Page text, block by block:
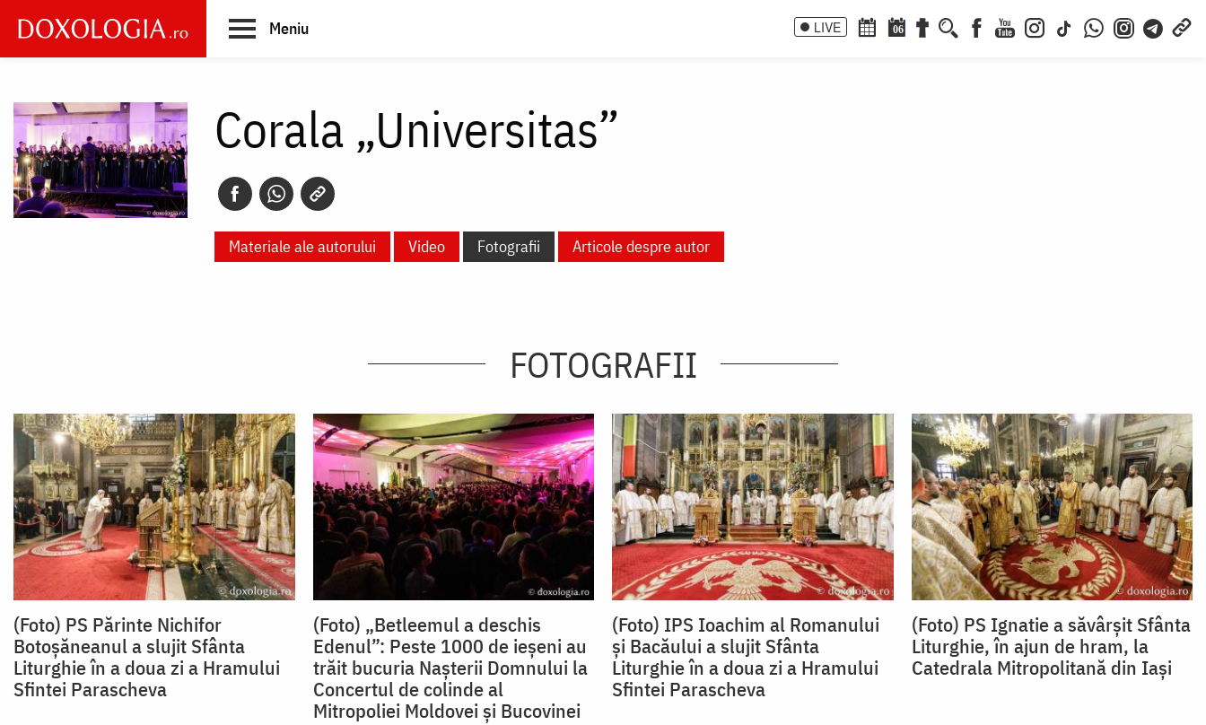
main
Meniu LIVE 06
Corala „Universitas”
Materiale ale autorului Video Fotografii Articole despre autor
FOTOGRAFII
(Foto) PS Părinte Nichifor
Botoșăneanul a slujit Sfânta
Liturghie în a doua zi a Hramului
Sfintei Parascheva
(Foto) „Betleemul a deschis
Edenul”: Peste 1000 de ieșeni au
trăit bucuria Nașterii Domnului la
Concertul de colinde al
Mitropoliei Moldovei și Bucovinei
(Foto) IPS Ioachim al Romanului
și Bacăului a slujit Sfânta
Liturghie în a doua zi a Hramului
Sfintei Parascheva
(Foto) PS Ignatie a săvârșit Sfânta
Liturghie, în ajun de hram, la
Catedrala Mitropolitană din Iași